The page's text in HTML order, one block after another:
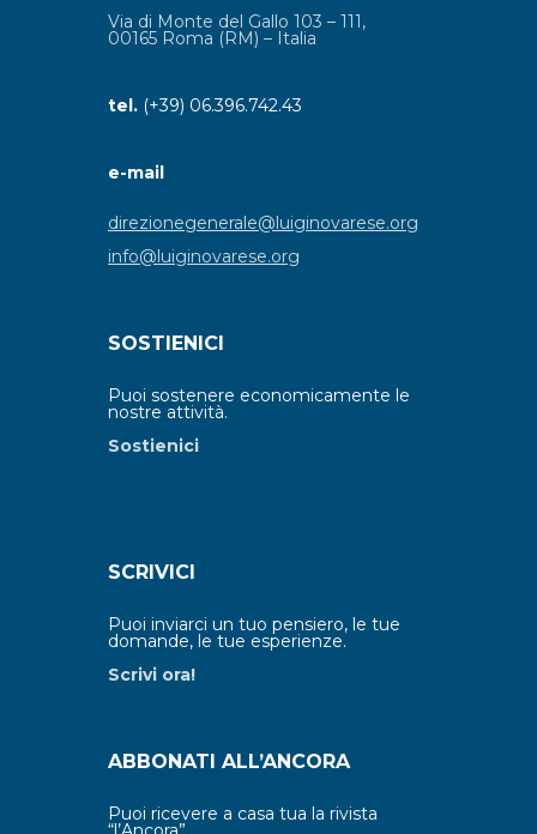
Via di Monte del Gallo 103 – 111,
00165 Roma (RM) – Italia
tel. (+39) 06.396.742.43
e-mail
direzionegenerale@luiginovarese.org
info@luiginovarese.org
SOSTIENICI
Puoi sostenere economicamente le
nostre attività.
Sostienici
SCRIVICI
Puoi inviarci un tuo pensiero, le tue
domande, le tue esperienze.
Scrivi ora!
ABBONATI ALL’ANCORA
Puoi ricevere a casa tua la rivista